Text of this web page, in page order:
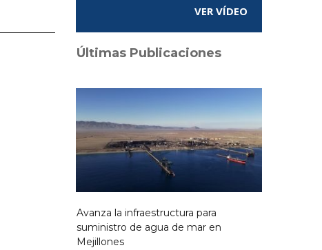
VER VÍDEO
Últimas Publicaciones
Avanza la infraestructura para
suministro de agua de mar en
Mejillones